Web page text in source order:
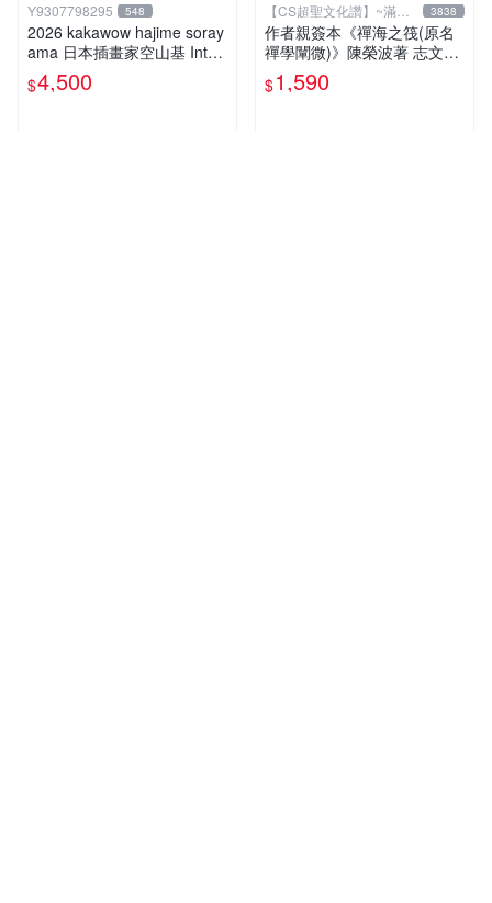
Y9307798295 548
2026 kakawow hajime soray
ama 日本插畫家空山基 Inter
national國際版官方收藏簽名
盒卡
$4,500
【CS超聖文化讚】~滿千
元送運
3838
作者親簽本《禪海之筏(原名
禪學闡微)》陳榮波著 志文出
版1993年再版 有註記【CS超
聖文化讚】
$1,590